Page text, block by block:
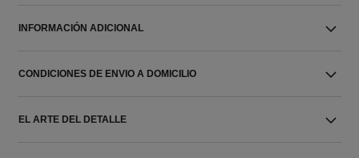
INFORMACIÓN ADICIONAL
CONDICIONES DE ENVIO A DOMICILIO
EL ARTE DEL DETALLE